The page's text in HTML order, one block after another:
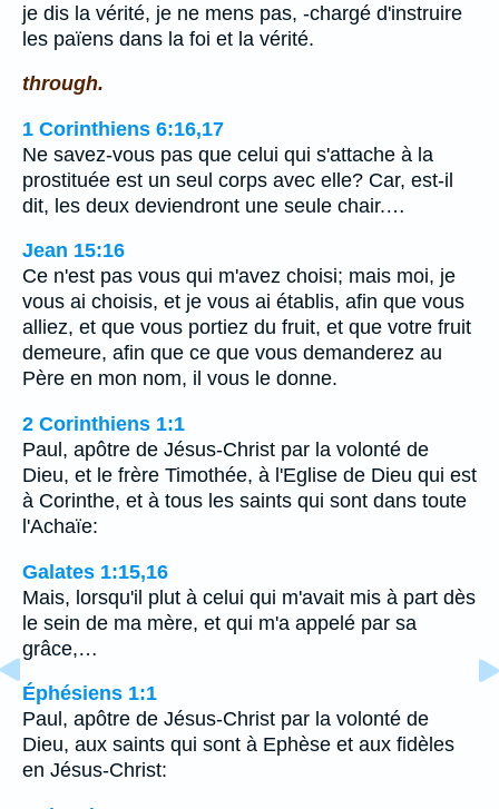
je dis la vérité, je ne mens pas, -chargé d'instruire
les païens dans la foi et la vérité.
through.
1 Corinthiens 6:16,17
Ne savez-vous pas que celui qui s'attache à la
prostituée est un seul corps avec elle? Car, est-il
dit, les deux deviendront une seule chair.…
Jean 15:16
Ce n'est pas vous qui m'avez choisi; mais moi, je
vous ai choisis, et je vous ai établis, afin que vous
alliez, et que vous portiez du fruit, et que votre fruit
demeure, afin que ce que vous demanderez au
Père en mon nom, il vous le donne.
2 Corinthiens 1:1
Paul, apôtre de Jésus-Christ par la volonté de
Dieu, et le frère Timothée, à l'Eglise de Dieu qui est
à Corinthe, et à tous les saints qui sont dans toute
l'Achaïe:
Galates 1:15,16
Mais, lorsqu'il plut à celui qui m'avait mis à part dès
le sein de ma mère, et qui m'a appelé par sa
grâce,…
Éphésiens 1:1
Paul, apôtre de Jésus-Christ par la volonté de
Dieu, aux saints qui sont à Ephèse et aux fidèles
en Jésus-Christ: